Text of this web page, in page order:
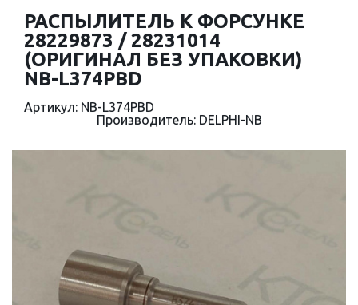
РАСПЫЛИТЕЛЬ К ФОРСУНКЕ
28229873 / 28231014
(ОРИГИНАЛ БЕЗ УПАКОВКИ)
NB-L374PBD
Артикул: NB-L374PBD
Производитель: DELPHI-NB